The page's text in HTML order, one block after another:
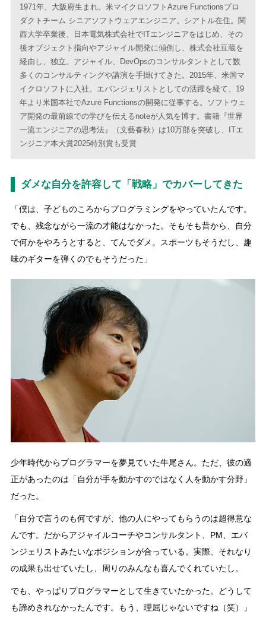
1971年、大阪府生まれ。米マイクロソフトAzure Functionsプロ
ダクトチーム シニアソフトウェアエンジニア。シアトル在住。関
西大学卒業後、日本電気株式会社でITエンジニアをはじめ、その
後オブジェクト指向やアジャイル開発に傾倒し、株式会社豆蔵を
経由し、独立。アジャイル、DevOpsのコンサルタントとして数
多くのコンサルティングや講演を手掛けてきた。2015年、米国マ
イクロソフトに入社。エバンジェリストとしての活躍を経て、19
年より米国本社でAzure Functionsの開発に従事する。ソフトウェ
ア開発の最前線での学びを伝えるnoteが人気を博す。書籍『世界
一流エンジニアの思考法』（文藝春秋）は10万部を突破し、ITエ
ンジニア本大賞2025特別賞も受賞
ダメな自分を許容して「戦略」でカバーしてきた
「僕は、子どものころからプログラミングをやっていたんです。
でも、残念ながら一流の才能はなかった。そもそも昔から、自分
で何かをやろうとすると、てんでダメ。スポーツもそうだし、趣
味のギターを弾くのでもそうだった」
少年時代からプログラマーを夢見ていた牛尾さん。ただ、彼の適
正があったのは「自分が手を動かすのではなく人を動かす分野」
だった。
「自分で言うのも何ですが、他の人にやってもらうのは超得意な
んです。だからアジャイルコーチやコンサルタント、PM、エバ
ンジェリストみたいなポジションが合っている。実際、それなり
の成果も出せていたし、周りのみんなも喜んでくれていたし。
でも、やっぱりプログラマーとして生きていたかった。どうして
も諦めきれなかったんです。もう、理屈じゃないですね（笑）」